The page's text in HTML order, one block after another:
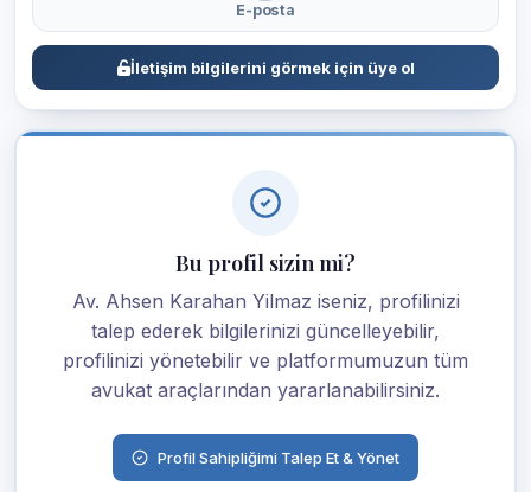
E-posta
İletişim bilgilerini görmek için üye ol
Bu profil sizin mi?
Av. Ahsen Karahan Yilmaz iseniz, profilinizi
talep ederek bilgilerinizi güncelleyebilir,
profilinizi yönetebilir ve platformumuzun tüm
avukat araçlarından yararlanabilirsiniz.
Profil Sahipliğimi Talep Et & Yönet